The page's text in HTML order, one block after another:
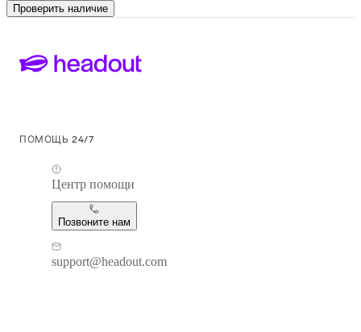
Проверить наличие
ПОМОЩЬ 24/7
Центр помощи
Позвоните нам
support@headout.com